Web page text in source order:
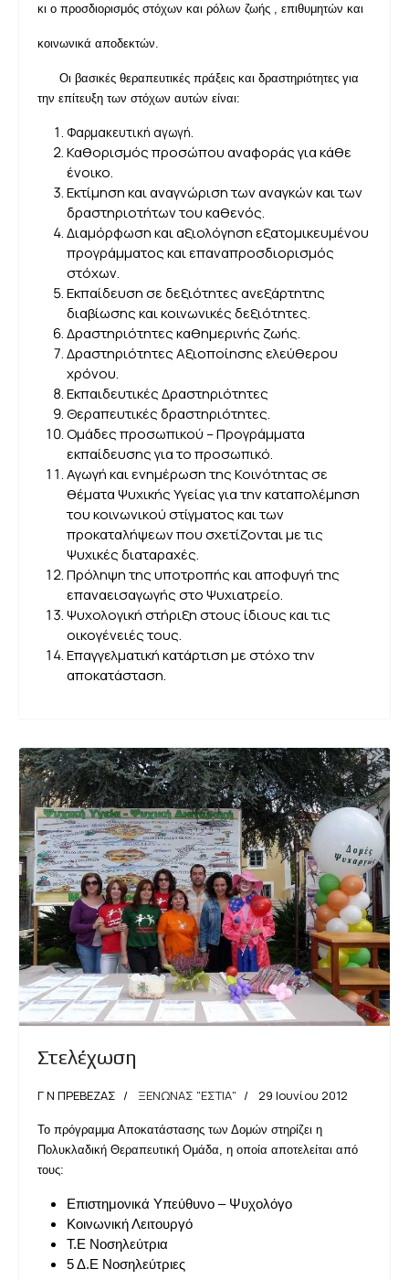
κι ο προσδιορισμός στόχων και ρόλων ζωής , επιθυμητών και
κοινωνικά αποδεκτών.
Οι βασικές θεραπευτικές πράξεις και δραστηριότητες για
την επίτευξη των στόχων αυτών είναι:
Φαρμακευτική αγωγή.
Καθορισμός προσώπου αναφοράς για κάθε
ένοικο.
Εκτίμηση και αναγνώριση των αναγκών και των
δραστηριοτήτων του καθενός.
Διαμόρφωση και αξιολόγηση εξατομικευμένου
προγράμματος και επαναπροσδιορισμός
στόχων.
Εκπαίδευση σε δεξιότητες ανεξάρτητης
διαβίωσης και κοινωνικές δεξιότητες.
Δραστηριότητες καθημερινής ζωής.
Δραστηριότητες Αξιοποίησης ελεύθερου
χρόνου.
Εκπαιδευτικές Δραστηριότητες
Θεραπευτικές δραστηριότητες.
Ομάδες προσωπικού – Προγράμματα
εκπαίδευσης για το προσωπικό.
Αγωγή και ενημέρωση της Κοινότητας σε
θέματα Ψυχικής Υγείας για την καταπολέμηση
του κοινωνικού στίγματος και των
προκαταλήψεων που σχετίζονται με τις
Ψυχικές διαταραχές.
Πρόληψη της υποτροπής και αποφυγή της
επαναεισαγωγής στο Ψυχιατρείο.
Ψυχολογική στήριξη στους ίδιους και τις
οικογένειές τους.
Επαγγελματική κατάρτιση με στόχο την
αποκατάσταση.
Στελέχωση
Γ Ν ΠΡΕΒΕΖΑΣ ΞΕΝΩΝΑΣ "ΕΣΤΙΑ" 29 Ιουνίου 2012
Το πρόγραμμα Αποκατάστασης των Δομών στηρίζει η
Πολυκλαδική Θεραπευτική Ομάδα, η οποία αποτελείται από
τους:
Επιστημονικά Υπεύθυνο – Ψυχολόγο
Κοινωνική Λειτουργό
Τ.Ε Νοσηλεύτρια
5 Δ.Ε Νοσηλεύτριες